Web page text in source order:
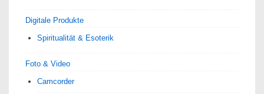
Digitale Produkte
Spiri­tua­lität & Esoterik
Foto & Video
Camcorder